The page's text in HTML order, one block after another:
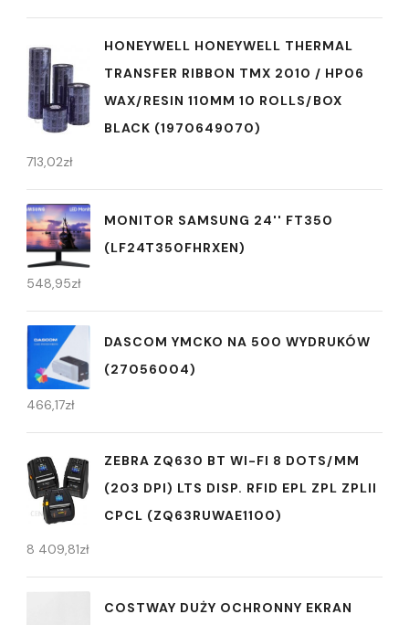
HONEYWELL HONEYWELL THERMAL
TRANSFER RIBBON TMX 2010 / HP06
WAX/RESIN 110MM 10 ROLLS/BOX
BLACK (1970649070)
713,02zł
MONITOR SAMSUNG 24'' FT350
(LF24T350FHRXEN)
548,95zł
DASCOM YMCKO NA 500 WYDRUKÓW
(27056004)
466,17zł
ZEBRA ZQ630 BT WI-FI 8 DOTS/MM
(203 DPI) LTS DISP. RFID EPL ZPL ZPLII
CPCL (ZQ63RUWAE1100)
8 409,81zł
COSTWAY DUŻY OCHRONNY EKRAN